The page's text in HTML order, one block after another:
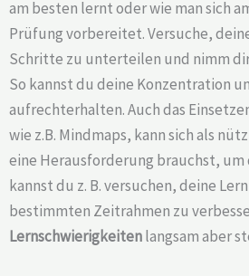
am besten lernt oder wie man sich
Prüfung vorbereitet. Versuche,
Schritte zu unterteilen und nimm
So kannst du deine Konzentration
aufrechterhalten. Auch das
wie z.B. Mindmaps, kann sich als
eine Herausforderung brauchst,
kannst du z. B. versuchen, deine
bestimmten Zeitrahmen zu
Lernschwierigkeitenlangsam aber